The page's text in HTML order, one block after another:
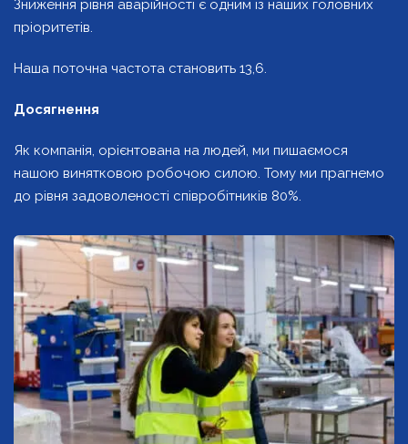
Зниження рівня аварійності є одним із наших головних
пріоритетів.
Наша поточна частота становить 13,6.
Досягнення
Як компанія, орієнтована на людей, ми пишаємося
нашою винятковою робочою силою. Тому ми прагнемо
до рівня задоволеності співробітників 80%.